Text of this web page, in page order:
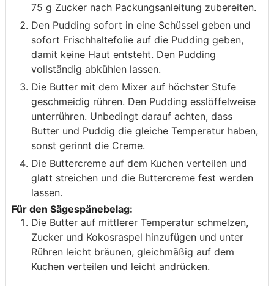
75 g Zucker nach Packungsanleitung zubereiten.
Den Pudding sofort in eine Schüssel geben und
sofort Frischhaltefolie auf die Pudding geben,
damit keine Haut entsteht. Den Pudding
vollständig abkühlen lassen.
Die Butter mit dem Mixer auf höchster Stufe
geschmeidig rühren. Den Pudding esslöffelweise
unterrühren. Unbedingt darauf achten, dass
Butter und Puddig die gleiche Temperatur haben,
sonst gerinnt die Creme.
Die Buttercreme auf dem Kuchen verteilen und
glatt streichen und die Buttercreme fest werden
lassen.
Für den Sägespänebelag:
Die Butter auf mittlerer Temperatur schmelzen,
Zucker und Kokosraspel hinzufügen und unter
Rühren leicht bräunen, gleichmäßig auf dem
Kuchen verteilen und leicht andrücken.